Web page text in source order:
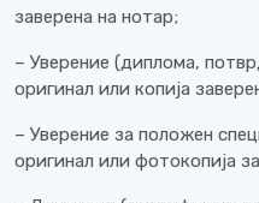
заверена на нотар;
– Уверение (диплома,
оригинал или копија
– Уверение за положен
оригинал или фотокопија